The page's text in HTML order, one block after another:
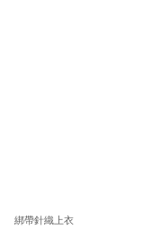
綁帶針織上衣